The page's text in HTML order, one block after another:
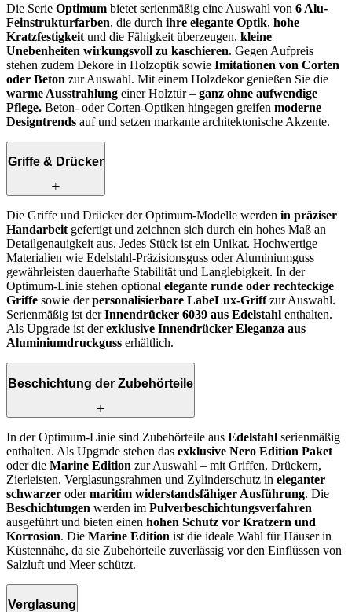
Die Serie Optimum bietet serienmäßig eine Auswahl von 6 Alu-
Feinstrukturfarben, die durch ihre elegante Optik, hohe
Kratzfestigkeit und die Fähigkeit überzeugen, kleine
Unebenheiten wirkungsvoll zu kaschieren. Gegen Aufpreis
stehen zudem Dekore in Holzoptik sowie Imitationen von Corten
oder Beton zur Auswahl. Mit einem Holzdekor genießen Sie die
warme Ausstrahlung einer Holztür – ganz ohne aufwendige
Pflege. Beton- oder Corten-Optiken hingegen greifen moderne
Designtrends auf und setzen markante architektonische Akzente.
Griffe & Drücker
Die Griffe und Drücker der Optimum-Modelle werden in präziser
Handarbeit gefertigt und zeichnen sich durch ein hohes Maß an
Detailgenauigkeit aus. Jedes Stück ist ein Unikat. Hochwertige
Materialien wie Edelstahl-Präzisionsguss oder Aluminiumguss
gewährleisten dauerhafte Stabilität und Langlebigkeit. In der
Optimum-Linie stehen optional elegante runde oder rechteckige
Griffe sowie derpersonalisierbare LabeLux-Griffzur Auswahl.
Serienmäßig ist derInnendrücker 6039 aus Edelstahl enthalten.
Als Upgrade ist derexklusive Innendrücker Eleganza aus
Aluminiumdruckguss erhältlich.
Beschichtung der Zubehörteile
In der Optimum-Linie sind Zubehörteile aus Edelstahl serienmäßig
enthalten. Als Upgrade stehen das exklusive Nero Edition Paket
oder die Marine Edition zur Auswahl – mit Griffen, Drückern,
Zierleisten, Verglasungsrahmen und Zylinderschutz in eleganter
schwarzer odermaritim widerstandsfähiger Ausführung. Die
Beschichtungen werden im Pulverbeschichtungsverfahren
ausgeführt und bieten einen hohen Schutz vor Kratzern und
Korrosion. Die Marine Edition ist die ideale Wahl für Häuser in
Küstennähe, da sie Zubehörteile zuverlässig vor den Einflüssen von
Salzluft und Meer schützt.
Verglasung